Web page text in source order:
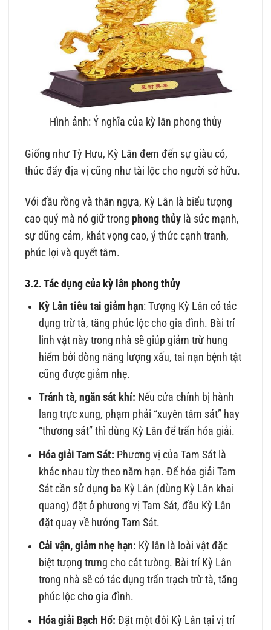
Hình ảnh: Ý nghĩa của kỳ lân phong thủy
Giống như Tỳ Hưu, Kỳ Lân đem đến sự giàu có,
thúc đẩy địa vị cũng như tài lộc cho người sở hữu.
Với đầu rồng và thân ngựa, Kỳ Lân là biểu tượng
cao quý mà nó giữ trong phong thủy là sức mạnh,
sự dũng cảm, khát vọng cao, ý thức cạnh tranh,
phúc lợi và quyết tâm.
3.2. Tác dụng của kỳ lân phong thủy
Kỳ Lân tiêu tai giảm hạn: Tượng Kỳ Lân có tác
dụng trừ tà, tăng phúc lộc cho gia đình. Bài trí
linh vật này trong nhà sẽ giúp giảm trừ hung
hiểm bởi dòng năng lượng xấu, tai nạn bệnh tật
cũng được giảm nhẹ.
Tránh tà, ngăn sát khí: Nếu cửa chính bị hành
lang trực xung, phạm phải “xuyên tâm sát” hay
“thương sát” thì dùng Kỳ Lân để trấn hóa giải.
Hóa giải Tam Sát: Phương vị của Tam Sát là
khác nhau tùy theo năm hạn. Để hóa giải Tam
Sát cần sử dụng ba Kỳ Lân (dùng Kỳ Lân khai
quang) đặt ở phương vị Tam Sát, đầu Kỳ Lân
đặt quay về hướng Tam Sát.
Cải vận, giảm nhẹ hạn: Kỳ lân là loài vật đặc
biệt tượng trưng cho cát tường. Bài trí Kỳ Lân
trong nhà sẽ có tác dụng trấn trạch trừ tà, tăng
phúc lộc cho gia đình.
Hóa giải Bạch Hổ:Đặt một đôi Kỳ Lân tại vị trí